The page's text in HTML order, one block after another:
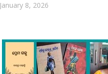
January 8, 2026